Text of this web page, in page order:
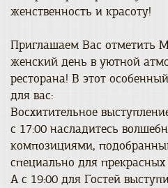
женственность и красоту!
Приглашаем Вас отметить
женский день в уютной
ресторана! В этот
для вас:
Восхитительное
с 17:00 насладитесь
композициями,
специально для
А с 19:00 для Гостей